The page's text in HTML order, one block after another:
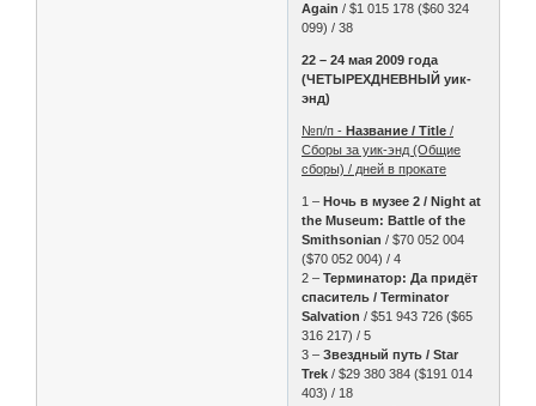
Again / $1 015 178 ($60 324
099) / 38
22 – 24 мая 2009 года
(ЧЕТЫРЕХДНЕВНЫЙ уик-
энд)
№п/п - Название / Title /
Сборы за уик-энд (Общие
сборы) / дней в прокате
1 – Ночь в музее 2 / Night at
the Museum: Battle of the
Smithsonian / $70 052 004
($70 052 004) / 4
2 –Терминатор: Да придёт
спаситель / Terminator
Salvation / $51 943 726 ($65
316 217) / 5
3 –Звездный путь / Star
Trek / $29 380 384 ($191 014
403) / 18